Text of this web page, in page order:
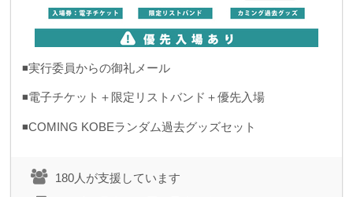
◾️実行委員からの御礼メール
◾️電子チケット＋限定リストバンド＋優先入場
◾️COMING KOBEランダム過去グッズセット
180人が支援しています